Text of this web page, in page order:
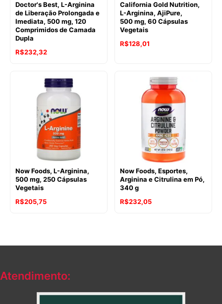
Doctor's Best, L-Arginina
de Liberação Prolongada e
Imediata, 500 mg, 120
Comprimidos de Camada
Dupla
R$232,32
California Gold Nutrition,
L-Arginina, AjiPure,
500 mg, 60 Cápsulas
Vegetais
R$128,01
Now Foods, L-Arginina,
500 mg, 250 Cápsulas
Vegetais
R$205,75
Now Foods, Esportes,
Arginina e Citrulina em Pó,
340 g
R$232,05
Atendimento: